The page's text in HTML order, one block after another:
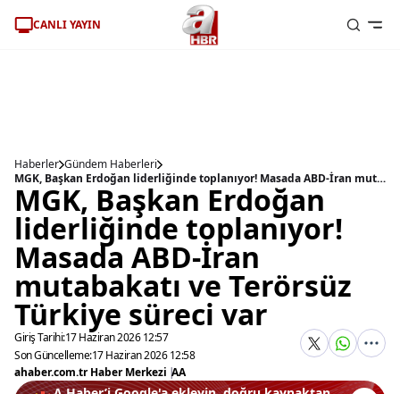
CANLI YAYIN
Haberler Gündem Haberleri
MGK, Başkan Erdoğan liderliğinde toplanıyor! Masada ABD-İran mutabakatı ve Terörsüz Türkiye süreci var
MGK, Başkan Erdoğan
liderliğinde toplanıyor!
Masada ABD-İran
mutabakatı ve Terörsüz
Türkiye süreci var
Giriş Tarihi:17 Haziran 2026 12:57
Son Güncelleme:17 Haziran 2026 12:58
ahaber.com.tr Haber Merkezi |AA